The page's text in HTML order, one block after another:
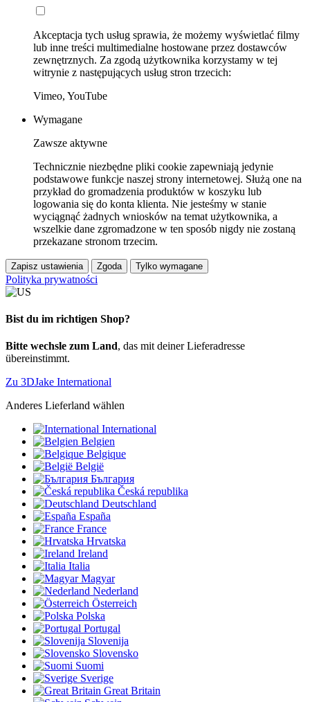
Akceptacja tych usług sprawia, że możemy wyświetlać filmy
lub inne treści multimedialne hostowane przez dostawców
zewnętrznych. Za zgodą użytkownika korzystamy w tej
witrynie z następujących usług stron trzecich:
Vimeo, YouTube
Wymagane
Zawsze aktywne
Technicznie niezbędne pliki cookie zapewniają jedynie
podstawowe funkcje naszej strony internetowej. Służą one na
przykład do gromadzenia produktów w koszyku lub
logowania się do konta klienta. Nie jesteśmy w stanie
wyciągnąć żadnych wniosków na temat użytkownika, a
wszelkie dane zgromadzone w ten sposób nigdy nie zostaną
przekazane stronom trzecim.
Zapisz ustawienia Zgoda Tylko wymagane
Polityka prywatności
Bist du im richtigen Shop?
Bitte wechsle zum Land, das mit deiner Lieferadresse
übereinstimmt.
Zu 3DJake International
Anderes Lieferland wählen
International
Belgien
Belgique
België
България
Česká republika
Deutschland
España
France
Hrvatska
Ireland
Italia
Magyar
Nederland
Österreich
Polska
Portugal
Slovenija
Slovensko
Suomi
Sverige
Great Britain